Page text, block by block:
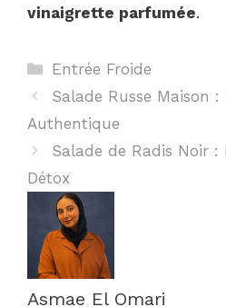
vinaigrette parfumée.
Catégories
Entrée Froide
Salade Russe Maison :
Authentique
Salade de Radis Noir :
Détox
Asmae El Omari